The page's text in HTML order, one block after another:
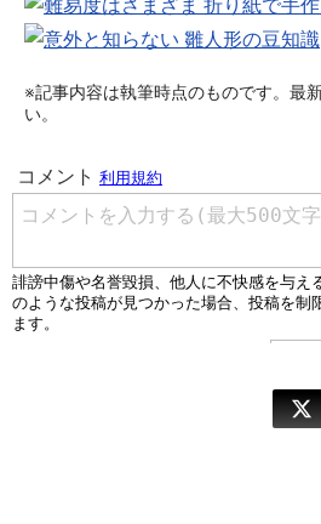
※記事内容は執筆時点のものです。最
い。